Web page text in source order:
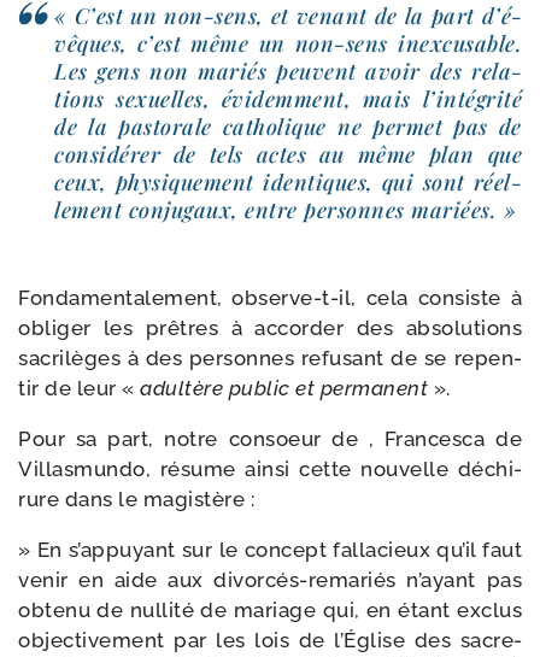
« C’est un non-​sens, et venant de la part d’é­
vêques, c’est même un non-​sens inex­cu­sable.
Les gens non mariés peuvent avoir des rela­
tions sexuelles, évi­dem­ment, mais l’in­té­gri­té
de la pas­to­rale catho­lique ne per­met pas de
consi­dé­rer de tels actes au même plan que
ceux, phy­si­que­ment iden­tiques, qui sont réel­
le­ment conju­gaux, entre per­sonnes mariées. »
Fondamentalement, observe-​t-​il, cela consiste à
obli­ger les prêtres à accor­der des abso­lu­tions
sacri­lèges à des per­sonnes refu­sant de se repen­
tir de leur « adul­tère public et per­ma­nent ».
Pour sa part, notre consoeur de , Francesca de
Villasmundo, résume ain­si cette nou­velle déchi­
rure dans le magistère :
» En s’ap­puyant sur le concept fal­la­cieux qu’il faut
venir en aide aux divorcés-​remariés n’ayant pas
obte­nu de nul­li­té de mariage qui, en étant exclus
objec­ti­ve­ment par les lois de l’Église des sacre­